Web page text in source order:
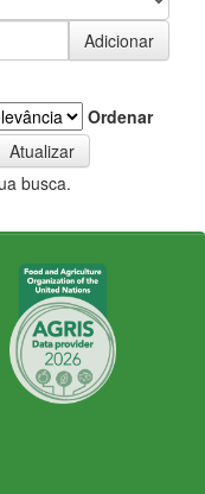
Ordenar
busca.